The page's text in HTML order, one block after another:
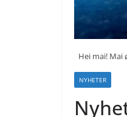
Hei mai! Mai
NYHETER